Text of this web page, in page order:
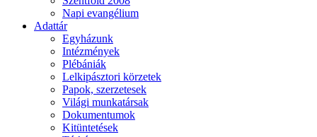
Napi evangélium
Adattár
Egyházunk
Intézmények
Plébániák
Lelkipásztori körzetek
Papok, szerzetesek
Világi munkatársak
Dokumentumok
Kitüntetések